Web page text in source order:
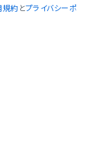
規約 とプライバシーポ